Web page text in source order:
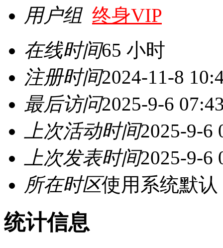
用户组 终身VIP
在线时间65 小时
注册时间2024-11-8
最后访问2025-9-6
上次活动时间2025-9-6
上次发表时间2025-9-6
所在时区使用系统默认
统计信息